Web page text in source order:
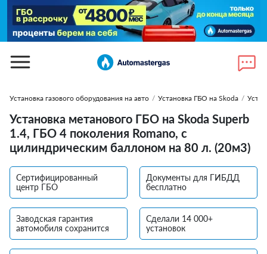
Установка газового оборудования на авто / Установка ГБО на Skoda /
Установка метанового ГБО на Skoda Superb
1.4, ГБО 4 поколения Romano, c
цилиндрическим баллоном на 80 л. (20м3)
Сертифицированный
центр ГБО
Документы для ГИБДД
бесплатно
Заводская гарантия
автомобиля сохранится
Сделали 14 000+
установок